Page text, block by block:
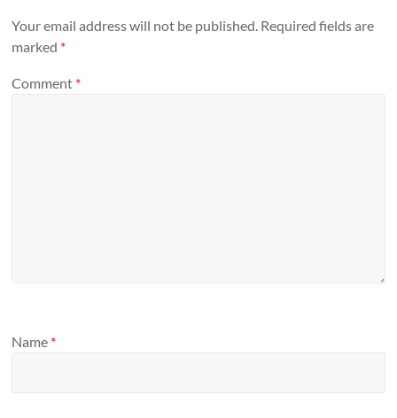
Your email address will not be published. Required fields are
marked *
Comment *
Name *